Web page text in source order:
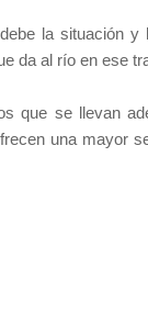
la situación
da al río en ese
que se llevan
una mayor